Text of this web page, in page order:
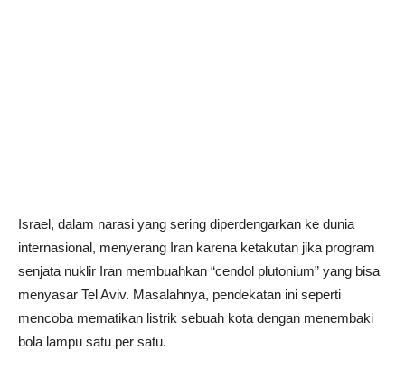
Israel, dalam narasi yang sering diperdengarkan ke dunia
internasional, menyerang Iran karena ketakutan jika program
senjata nuklir Iran membuahkan “cendol plutonium” yang bisa
menyasar Tel Aviv. Masalahnya, pendekatan ini seperti
mencoba mematikan listrik sebuah kota dengan menembaki
bola lampu satu per satu.